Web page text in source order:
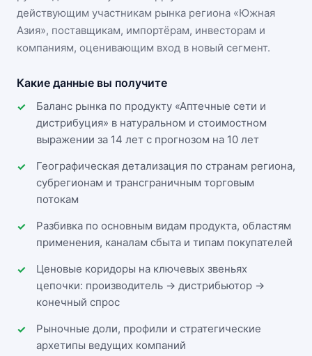
действующим участникам рынка региона «Южная
Азия», поставщикам, импортёрам, инвесторам и
компаниям, оценивающим вход в новый сегмент.
Какие данные вы получите
Баланс рынка по продукту «Аптечные сети и
дистрибуция» в натуральном и стоимостном
выражении за 14 лет с прогнозом на 10 лет
Географическая детализация по странам региона,
субрегионам и трансграничным торговым
потокам
Разбивка по основным видам продукта, областям
применения, каналам сбыта и типам покупателей
Ценовые коридоры на ключевых звеньях
цепочки: производитель → дистрибьютор →
конечный спрос
Рыночные доли, профили и стратегические
архетипы ведущих компаний